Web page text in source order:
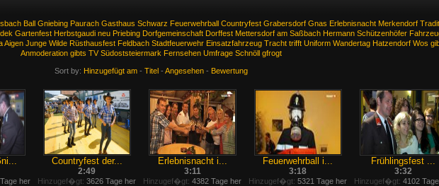
Ball Gniebing Paurach Gasthaus Schwarz Feuerwehrball Countryfest Grabersdorf Gnas Erlebnisnacht Merkendorf
Gartenfest Herbstgaudi neu Priebing Dorfgemeinschaft Dorffest Mettersdorf am Saßbach Hermann Schützenhöfer
Aigen Junge Wilde Rüsthausfest Feldbach Stadtfeuerwehr Einsatzfahrzeug Tracht trifft Uniform Wandertag Hatzendorf Wos
Anmoderation gibts TV Südoststeiermark Fernsehen Umfrage Schnöll gfrogt
Sort by: Hinzugefügt am - Titel - Angesehen - Bewertung
her
Countryfest der...
2:49
Hinzugef�gt: 3626 Tage her
Erlebnisnacht i...
3:11
Hinzugef�gt: 4382 Tage her
Feuerwehrball i...
3:18
Hinzugef�gt: 5321 Tage her
Frühlingsfest ...
3:32
Hinzugef�gt: 4102